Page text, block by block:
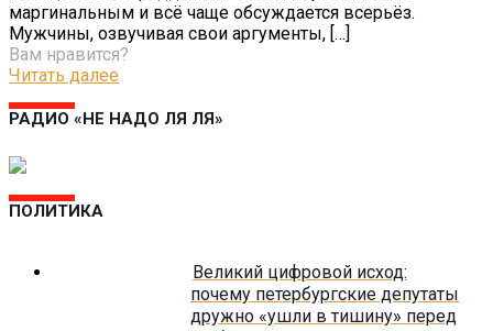
маргинальным и всё чаще обсуждается всерьёз.
Мужчины, озвучивая свои аргументы, […]
Вам нравится?
Читать далее
РАДИО «НЕ НАДО ЛЯ ЛЯ»
ПОЛИТИКА
Великий цифровой исход:
почему петербургские депутаты
дружно «ушли в тишину» перед